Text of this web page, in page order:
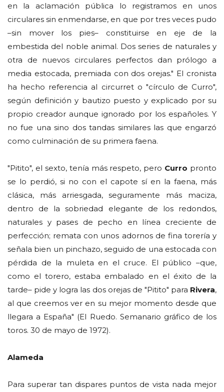
en la aclamación pública lo registramos en unos
circulares sin enmendarse, en que por tres veces pudo
–sin mover los pies– constituirse en eje de la
embestida del noble animal. Dos series de naturales y
otra de nuevos circulares perfectos dan prólogo a
media estocada, premiada con dos orejas." El cronista
ha hecho referencia al circurret o "círculo de Curro",
según definición y bautizo puesto y explicado por su
propio creador aunque ignorado por los españoles. Y
no fue una sino dos tandas similares las que engarzó
como culminación de su primera faena.
"Pitito", el sexto, tenía más respeto, pero Curro pronto
se lo perdió, si no con el capote sí en la faena, más
clásica, más arriesgada, seguramente más maciza,
dentro de la sobriedad elegante de los redondos,
naturales y pases de pecho en línea creciente de
perfección; remata con unos adornos de fina torería y
señala bien un pinchazo, seguido de una estocada con
pérdida de la muleta en el cruce. El público –que,
como el torero, estaba embalado en el éxito de la
tarde– pide y logra las dos orejas de "Pitito" para Rivera,
al que creemos ver en su mejor momento desde que
llegara a España" (El Ruedo. Semanario gráfico de los
toros. 30 de mayo de 1972).
Alameda
Para superar tan dispares puntos de vista nada mejor